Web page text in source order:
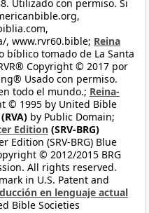
Utilizado con permiso. Si
, www.rvr60.bible; Reina
bíblico tomado de La Santa
Copyright © 2017 por
Usado con permiso.
todo el mundo.; Reina-
© 1995 by United Bible
(RVA) by Public Domain;
Edition (SRV-BRG)
Edition (SRV-BRG) Blue
© 2012/2015 BRG
All rights reserved.
in U.S. Patent and
en lenguaje actual
Bible Societies